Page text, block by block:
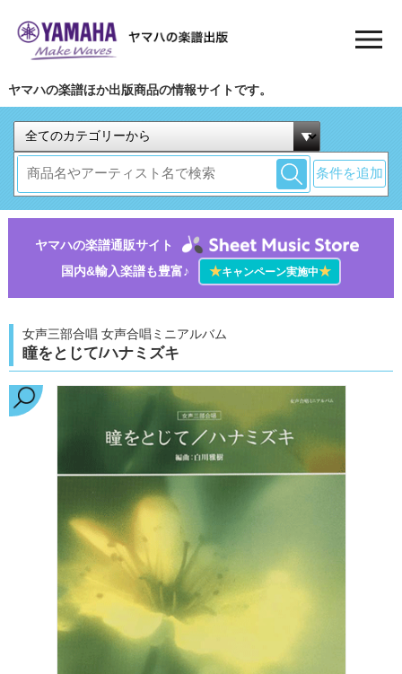
ヤマハの楽譜ほか出版商品の情報サイトです。
条件を追加
ヤマハの楽譜通販サイト
国内&輸入楽譜も豊富♪
★キャンペーン実施中★
女声三部合唱 女声合唱ミニアルバム
瞳をとじて/ハナミズキ